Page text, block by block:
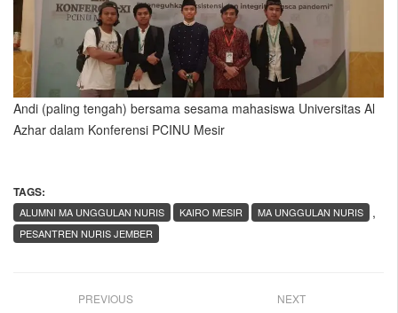
Andi (paling tengah) bersama sesama mahasiswa Universitas Al
Azhar dalam Konferensi PCINU Mesir
TAGS:
,
ALUMNI MA UNGGULAN NURIS KAIRO MESIR
MA UNGGULAN NURIS
PESANTREN NURIS JEMBER
PREVIOUS NEXT